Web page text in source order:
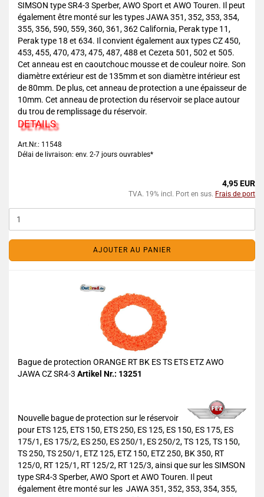
SIMSON type SR4-3 Sperber, AWO Sport et AWO Touren. Il peut
également être monté sur les types JAWA 351, 352, 353, 354,
355, 356, 590, 559, 360, 361, 362 California, Perak type 11,
Perak type 18 et 634. Il convient également aux types CZ 450,
453, 455, 470, 473, 475, 487, 488 et Cezeta 501, 502 et 505.
Cet anneau est en caoutchouc mousse et de couleur noire. Son
diamètre extérieur est de 135mm et son diamètre intérieur est
de 80mm. De plus, cet anneau de protection a une épaisseur de
10mm. Cet anneau de protection du réservoir se place autour
du trou de remplissage du réservoir.
DETAILS
Art.Nr.: 11548
Délai de livraison: env. 2-7 jours ouvrables*
4,95 EUR
TVA. 19% incl. Port en sus. Frais de port
AJOUTER AU PANIER
Bague de protection ORANGE RT BK ES TS ETS ETZ AWO
JAWA CZ SR4-3 Artikel Nr.: 13251
Nouvelle bague de protection sur le réservoir
pour ETS 125, ETS 150, ETS 250, ES 125, ES 150, ES 175, ES
175/1, ES 175/2, ES 250, ES 250/1, ES 250/2, TS 125, TS 150,
TS 250, TS 250/1, ETZ 125, ETZ 150, ETZ 250, BK 350, RT
125/0, RT 125/1, RT 125/2, RT 125/3, ainsi que sur les SIMSON
type SR4-3 Sperber, AWO Sport et AWO Touren. Il peut
également être monté sur les JAWA 351, 352, 353, 354, 355,